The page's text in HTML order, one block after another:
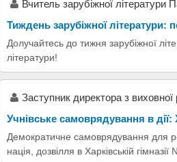
Вчитель зарубіжної літератури
Тиждень зарубіжної літератури:
Долучайтесь до тижня зарубіжної
літератури!
Заступник директора з
Учнівське самоврядування в дії:
Демократичне самоврядування для
нація, дозвілля в Харківській гімназії